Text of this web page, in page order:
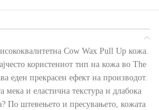
Cow Wax Pull Up кожа.
користениот тип на кожа во The
еден прекрасен ефект на производот.
мека и еластична текстура и длабока
По штевењето и пресувањето, кожата